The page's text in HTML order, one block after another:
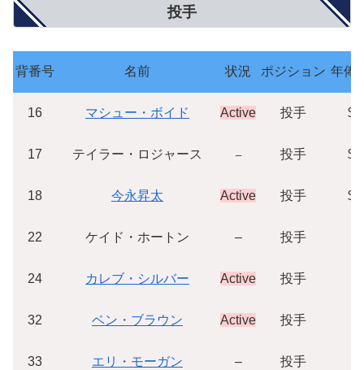
投手
背番号 名前 状況 ポジション 年俸(
16 マシュー・ボイド Active 投手
17 テイラー・ロジャース – 投手
18 今永昇太 Active 投手
22 ケイド・ホートン – 投手
24 カレブ・シルバー Active 投手
32 ベン・ブラウン Active 投手
33 エリ・モーガン – 投手